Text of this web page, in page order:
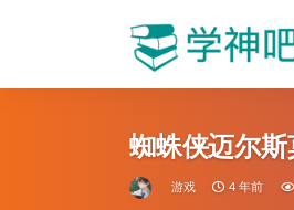
蜘蛛侠迈尔
游戏 4 年前